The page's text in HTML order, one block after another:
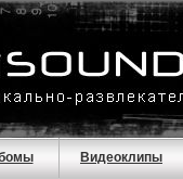
Видеоклипы